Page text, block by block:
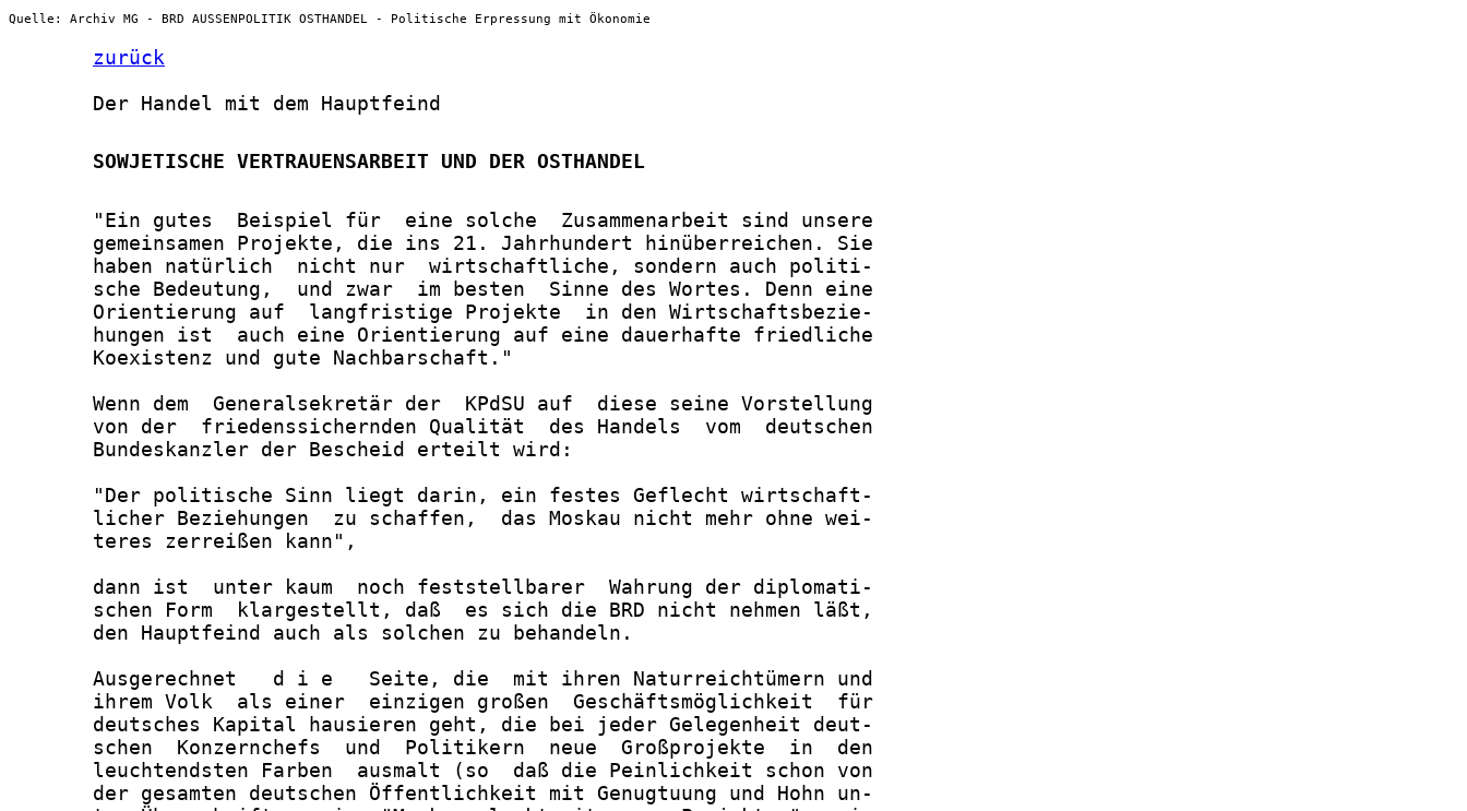
Quelle: Archiv MG - BRD AUSSENPOLITIK OSTHANDEL - Politische Erpressung mit Ökonomie
zurück
       Der Handel mit dem Hauptfeind
       SOWJETISCHE VERTRAUENSARBEIT UND DER OSTHANDEL